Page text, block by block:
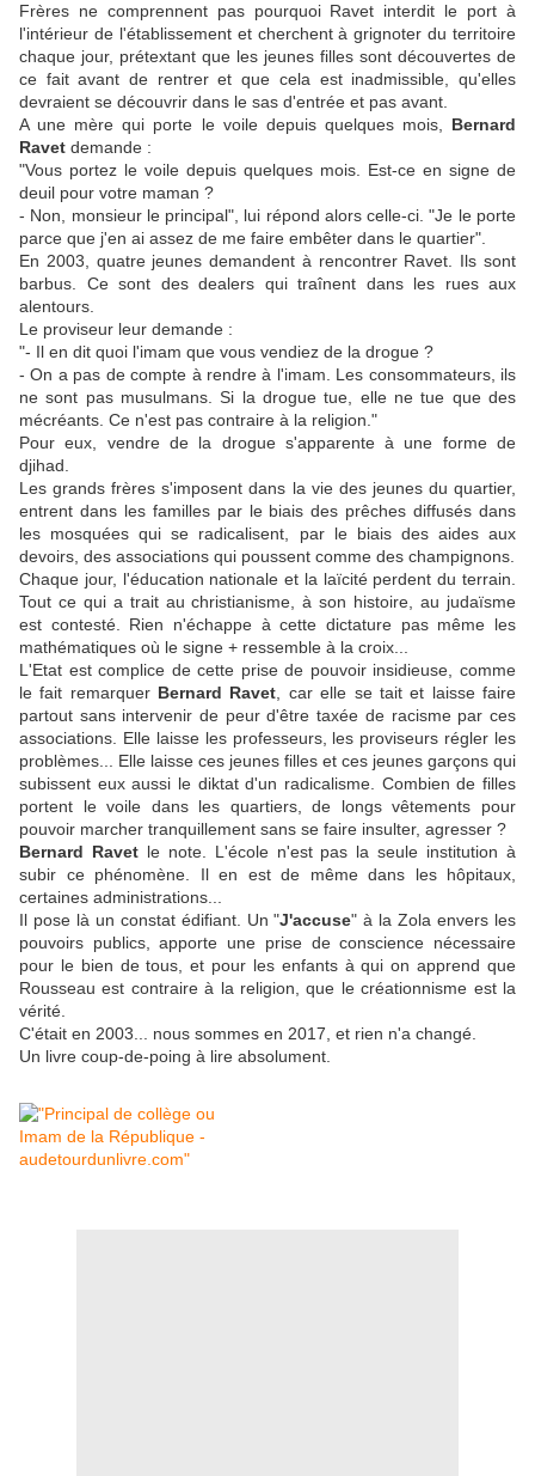
Frères ne comprennent pas pourquoi Ravet interdit le port à
l'intérieur de l'établissement et cherchent à grignoter du territoire
chaque jour, prétextant que les jeunes filles sont découvertes de
ce fait avant de rentrer et que cela est inadmissible, qu'elles
devraient se découvrir dans le sas d'entrée et pas avant.
A une mère qui porte le voile depuis quelques mois, Bernard
Ravet demande :
"Vous portez le voile depuis quelques mois. Est-ce en signe de
deuil pour votre maman ?
- Non, monsieur le principal", lui répond alors celle-ci. "Je le porte
parce que j'en ai assez de me faire embêter dans le quartier".
En 2003, quatre jeunes demandent à rencontrer Ravet. Ils sont
barbus. Ce sont des dealers qui traînent dans les rues aux
alentours.
Le proviseur leur demande :
"- Il en dit quoi l'imam que vous vendiez de la drogue ?
- On a pas de compte à rendre à l'imam. Les consommateurs, ils
ne sont pas musulmans. Si la drogue tue, elle ne tue que des
mécréants. Ce n'est pas contraire à la religion."
Pour eux, vendre de la drogue s'apparente à une forme de
djihad.
Les grands frères s'imposent dans la vie des jeunes du quartier,
entrent dans les familles par le biais des prêches diffusés dans
les mosquées qui se radicalisent, par le biais des aides aux
devoirs, des associations qui poussent comme des champignons.
Chaque jour, l'éducation nationale et la laïcité perdent du terrain.
Tout ce qui a trait au christianisme, à son histoire, au judaïsme
est contesté. Rien n'échappe à cette dictature pas même les
mathématiques où le signe + ressemble à la croix...
L'Etat est complice de cette prise de pouvoir insidieuse, comme
le fait remarquer Bernard Ravet , car elle se tait et laisse faire
partout sans intervenir de peur d'être taxée de racisme par ces
associations. Elle laisse les professeurs, les proviseurs régler les
problèmes... Elle laisse ces jeunes filles et ces jeunes garçons qui
subissent eux aussi le diktat d'un radicalisme. Combien de filles
portent le voile dans les quartiers, de longs vêtements pour
pouvoir marcher tranquillement sans se faire insulter, agresser ?
Bernard Ravetle note. L'école n'est pas la seule institution à
subir ce phénomène. Il en est de même dans les hôpitaux,
certaines administrations...
Il pose là un constat édifiant. Un "J'accuse" à la Zola envers les
pouvoirs publics, apporte une prise de conscience nécessaire
pour le bien de tous, et pour les enfants à qui on apprend que
Rousseau est contraire à la religion, que le créationnisme est la
vérité.
C'était en 2003... nous sommes en 2017, et rien n'a changé.
Un livre coup-de-poing à lire absolument.